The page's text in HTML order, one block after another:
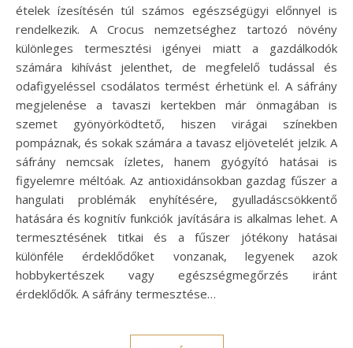
ételek ízesítésén túl számos egészségügyi előnnyel is
rendelkezik. A Crocus nemzetséghez tartozó növény
különleges termesztési igényei miatt a gazdálkodók
számára kihívást jelenthet, de megfelelő tudással és
odafigyeléssel csodálatos termést érhetünk el. A sáfrány
megjelenése a tavaszi kertekben már önmagában is
szemet gyönyörködtető, hiszen virágai színekben
pompáznak, és sokak számára a tavasz eljövetelét jelzik. A
sáfrány nemcsak ízletes, hanem gyógyító hatásai is
figyelemre méltóak. Az antioxidánsokban gazdag fűszer a
hangulati problémák enyhítésére, gyulladáscsökkentő
hatására és kognitív funkciók javítására is alkalmas lehet. A
termesztésének titkai és a fűszer jótékony hatásai
különféle érdeklődőket vonzanak, legyenek azok
hobbykertészek vagy egészségmegőrzés iránt
érdeklődők. A sáfrány termesztése…